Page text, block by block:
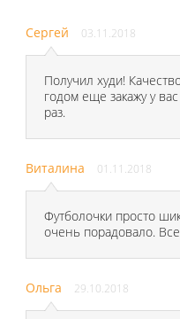
Сергей 03.11.2018
Получил худи!
годом еще закажу у
раз.
Виталина 01.11.2018
Футболочки просто
очень порадовало.
Ольга 29.10.2018